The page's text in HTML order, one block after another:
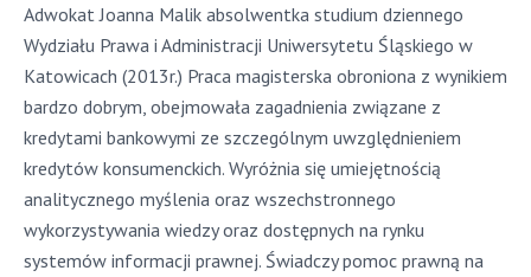
Adwokat Joanna Malik absolwentka studium dziennego
Wydziału Prawa i Administracji Uniwersytetu Śląskiego w
Katowicach (2013r.) Praca magisterska obroniona z wynikiem
bardzo dobrym, obejmowała zagadnienia związane z
kredytami bankowymi ze szczególnym uwzględnieniem
kredytów konsumenckich. Wyróżnia się umiejętnością
analitycznego myślenia oraz wszechstronnego
wykorzystywania wiedzy oraz dostępnych na rynku
systemów informacji prawnej. Świadczy pomoc prawną na